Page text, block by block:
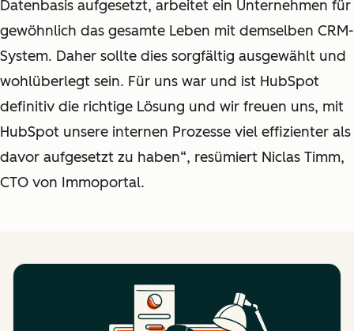
Datenbasis aufgesetzt, arbeitet ein Unternehmen für
gewöhnlich das gesamte Leben mit demselben CRM-
System. Daher sollte dies sorgfältig ausgewählt und
wohlüberlegt sein. Für uns war und ist HubSpot
definitiv die richtige Lösung und wir freuen uns, mit
HubSpot unsere internen Prozesse viel effizienter als
davor aufgesetzt zu haben“, resümiert Niclas Timm,
CTO von Immoportal.